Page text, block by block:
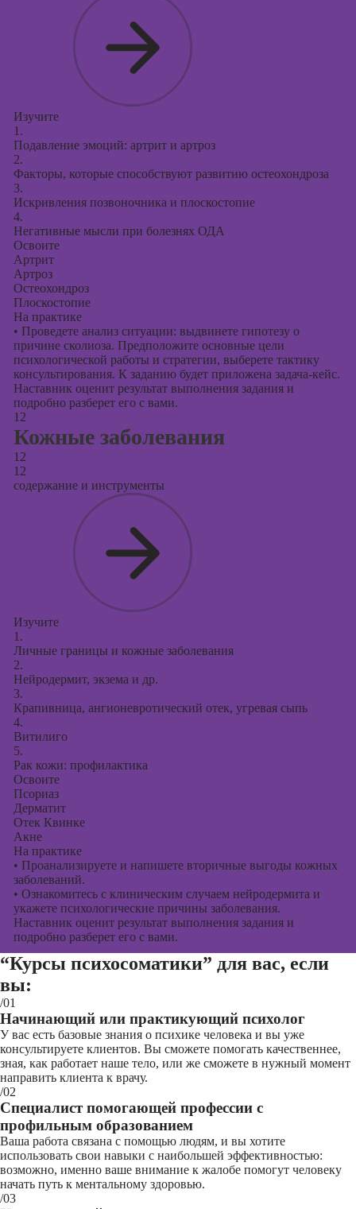
Изучите
1.
Подавление эмоций: артрит и артроз
2.
Факторы, которые способствуют развитию остеохондроза
3.
Искривления позвоночника и плоскостопие
4.
Негативные мысли при болезнях ОДА
Освоите
Артрит
Артроз
Остеохондроз
Плоскостопие
На практике
• Проведете анализ ситуации: выдвинете гипотезу о
причине сколиоза. Предположите основные цели
психологической работы и стратегии, выберете тактику
консультирования. К заданию будет приложена задача-кейс.
Наставник оценит результат выполнения задания и
подробно разберет его с вами.
12
Кожные заболевания
12
12
содержание и инструменты
Изучите
1.
Личные границы и кожные заболевания
2.
Нейродермит, экзема и др.
3.
Крапивница, ангионевротический отек, угревая сыпь
4.
Витилиго
5.
Рак кожи: профилактика
Освоите
Псориаз
Дерматит
Отек Квинке
Акне
На практике
• Проанализируете и напишете вторичные выгоды кожных
заболеваний.
• Ознакомитесь с клиническим случаем нейродермита и
укажете психологические причины заболевания.
Наставник оценит результат выполнения задания и
подробно разберет его с вами.
“Курсы психосоматики” для вас, если
вы:
/01
Начинающий или практикующий психолог
У вас есть базовые знания о психике человека и вы уже
консультируете клиентов. Вы сможете помогать качественнее,
зная, как работает наше тело, или же сможете в нужный момент
направить клиента к врачу.
/02
Специалист помогающей профессии с
профильным образованием
Ваша работа связана с помощью людям, и вы хотите
использовать свои навыки с наибольшей эффективностью:
возможно, именно ваше внимание к жалобе помогут человеку
начать путь к ментальному здоровью.
/03